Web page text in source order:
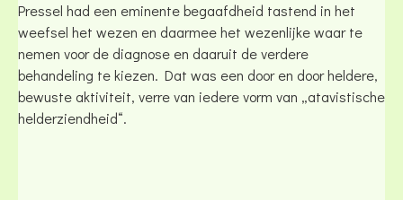
Pressel had een eminente begaafdheid tastend in het
weefsel het wezen en daarmee het wezenlijke waar te
nemen voor de diagnose en daaruit de verdere
behandeling te kiezen. Dat was een door en door heldere,
bewuste aktiviteit, verre van iedere vorm van „atavistische
helderziendheid“.